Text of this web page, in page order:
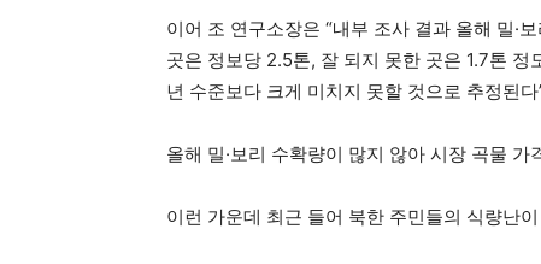
이어 조 연구소장은 “내부 조사 결과 올해 밀·
곳은 정보당 2.5톤, 잘 되지 못한 곳은 1.7톤
년 수준보다 크게 미치지 못할 것으로 추정된
올해 밀·보리 수확량이 많지 않아 시장 곡물
이런 가운데 최근 들어 북한 주민들의 식량난